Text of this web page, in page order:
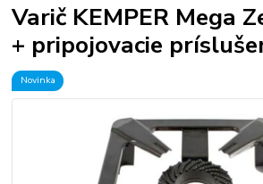
Varič KEMPER Mega
+ pripojovacie
Novinka